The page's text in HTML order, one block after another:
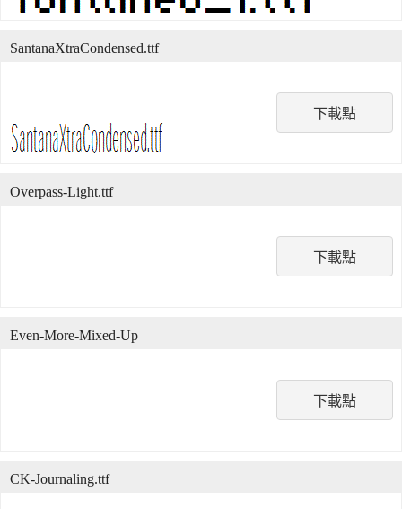
下載點
SantanaXtraCondensed.ttf
下載點
Overpass-Light.ttf
下載點
Even-More-Mixed-Up
CK-Journaling.ttf